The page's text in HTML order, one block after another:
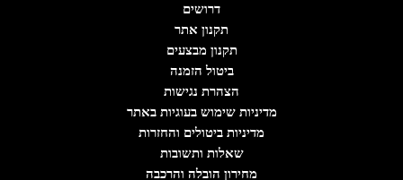
דרושים
תקנון אתר
תקנון מבצעים
ביטול הזמנה
הצהרת נגישות
מדיניות שימוש בעוגיות באתר
מדיניות ביטולים והחזרות
שאלות ותשובות
מחירון הובלה והרכבה